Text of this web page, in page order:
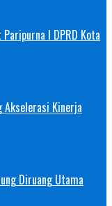
I DPRD Kota
Akselerasi Kinerja
Diruang Utama